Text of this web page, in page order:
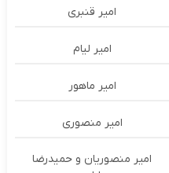
امیر قنبری
امیر لیام
امیر ماهور
امیر منصوری
امیر منصوریان و حمیدرضا